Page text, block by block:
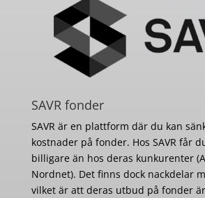
SAVR fonder
SAVR är en plattform där du kan
kostnader på fonder. Hos SAVR får
billigare än hos deras kunkurenter
Nordnet). Det finns dock nackdelar
vilket är att deras utbud på fonder